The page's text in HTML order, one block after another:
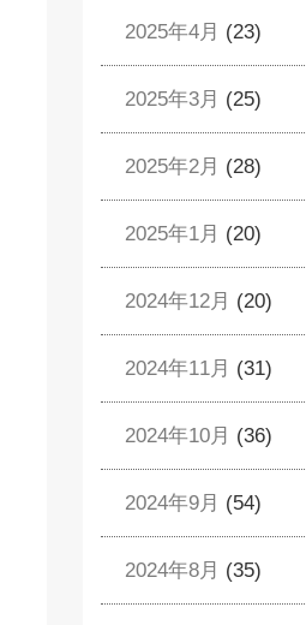
2025年4月 (23)
2025年3月 (25)
2025年2月 (28)
2025年1月 (20)
2024年12月 (20)
2024年11月 (31)
2024年10月 (36)
2024年9月 (54)
2024年8月 (35)